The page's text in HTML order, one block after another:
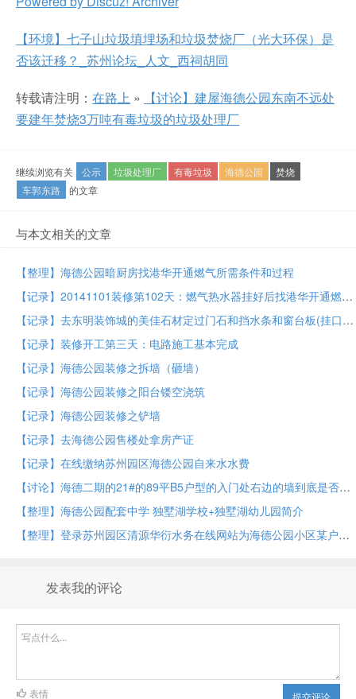
【环境】七子山垃圾填埋场和垃圾焚烧厂（光大环保）是
否该迁移？_苏州论坛_人文_西祠胡同
转载请注明： 在路上 »
【讨论】建屋海德公园东南不远处
要建年焚烧3万吨有毒垃圾的垃圾处理厂
继续浏览有关 公示 垃圾处理厂 有毒垃圾 海德公园
焚烧
车郭东路
的文章
与本文相关的文章
【整理】海德公园暗厨房找港华开通燃气所需条件和过程
【记录】20141101装修第102天：燃气热水器挂好后找港华开通燃气但仍不给开通的过程
【记录】去东明装饰城的美佳石材定过门石和挡水条和窗台板(挂口石)
【记录】装修开工第三天：电路施工基本完成
【记录】海德公园装修之拆墙（砸墙）
【记录】海德公园装修之阳台镂空浇筑
【记录】海德公园装修之铲墙
【记录】去海德公园售楼处拿房产证
【记录】在线缴纳苏州园区海德公园自来水水费
【讨论】海德二期的21#的89平B5户型的入门处右边的墙到底是否是承重墙
【整理】海德公园配套中学 独墅湖学校+独墅湖幼儿园简介
【整理】登录苏州园区清源华衍水务在线网站为海德公园小区某户去在线查看和缴纳水费
发表我的评论
表情